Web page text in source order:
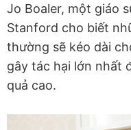
Jo Boaler, một giáo
Stanford cho biết
thường sẽ kéo dài
gây tác hại lớn nhất
quả cao.